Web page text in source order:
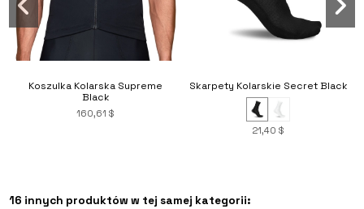
Koszulka Kolarska Supreme
Black
160,61 $
Skarpety Kolarskie Secret Black
21,40 $
16 innych produktów w tej samej kategorii: